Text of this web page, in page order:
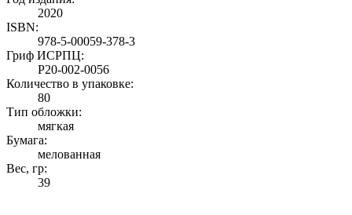
2020
ISBN:
978-5-00059-378-3
Гриф ИСРПЦ:
Р20-002-0056
Количество в упаковке:
80
Тип обложки:
мягкая
Бумага:
мелованная
Вес, гр:
39